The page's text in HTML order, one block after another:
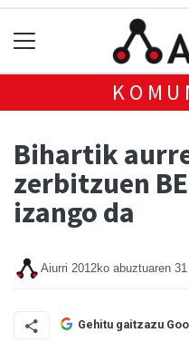
Bihartik
zerbitzuen
izango da
Aiurri 2012ko abuztuaren 31
Gehitu gaitzazu